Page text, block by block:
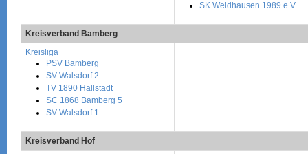
SK Weidhausen 1989 e.V.
Kreisverband Bamberg
Kreisliga
PSV Bamberg
SV Walsdorf 2
TV 1890 Hallstadt
SC 1868 Bamberg 5
SV Walsdorf 1
Kreisverband Hof